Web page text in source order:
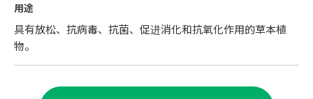
用途
具有放松、抗病毒、抗菌、促进消化和抗氧化作用的草本植
物。